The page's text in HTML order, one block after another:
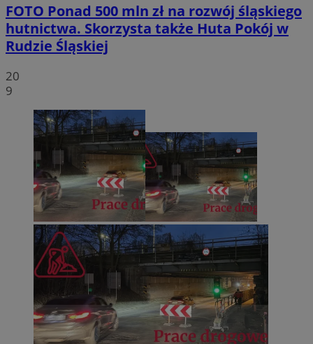
FOTO Ponad 500 mln zł na rozwój śląskiego
hutnictwa. Skorzysta także Huta Pokój w
Rudzie Śląskiej
20
9